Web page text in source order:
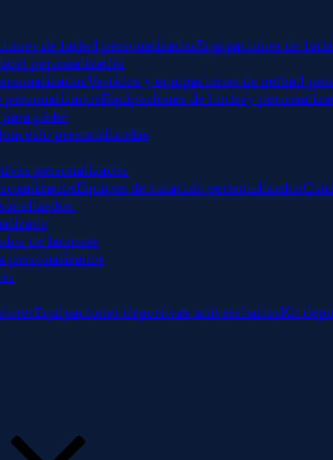
de futbol personalizadasEquipaciones de
personalizadas
Vestidos y equipaciones de netball
Equipaciones de hockey
pádel
personalizadas
personalizadas
Equipos de natación personalizados
de lacrosse
personalizados
Equipaciones deportivas universitariasKit